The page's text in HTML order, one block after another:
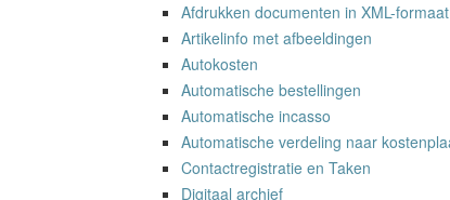
Afdrukken documenten in XML-formaat
Artikelinfo met afbeeldingen
Autokosten
Automatische bestellingen
Automatische incasso
Automatische verdeling naar
Contactregistratie en Taken
Digitaal archief